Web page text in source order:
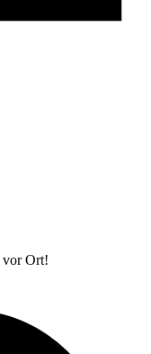
vor Ort!